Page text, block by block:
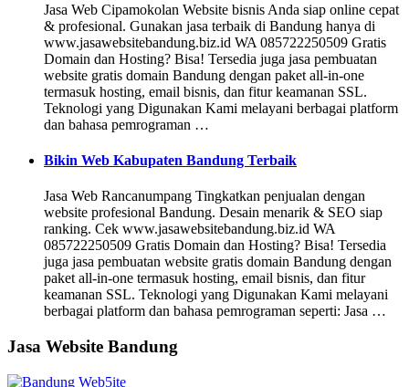
Jasa Web Cipamokolan Website bisnis Anda siap online cepat
& profesional. Gunakan jasa terbaik di Bandung hanya di
www.jasawebsitebandung.biz.id WA 085722250509 Gratis
Domain dan Hosting? Bisa! Tersedia juga jasa pembuatan
website gratis domain Bandung dengan paket all-in-one
termasuk hosting, email bisnis, dan fitur keamanan SSL.
Teknologi yang Digunakan Kami melayani berbagai platform
dan bahasa pemrograman …
Bikin Web Kabupaten Bandung Terbaik
Jasa Web Rancanumpang Tingkatkan penjualan dengan
website profesional Bandung. Desain menarik & SEO siap
ranking. Cek www.jasawebsitebandung.biz.id WA
085722250509 Gratis Domain dan Hosting? Bisa! Tersedia
juga jasa pembuatan website gratis domain Bandung dengan
paket all-in-one termasuk hosting, email bisnis, dan fitur
keamanan SSL. Teknologi yang Digunakan Kami melayani
berbagai platform dan bahasa pemrograman seperti: Jasa …
Jasa Website Bandung